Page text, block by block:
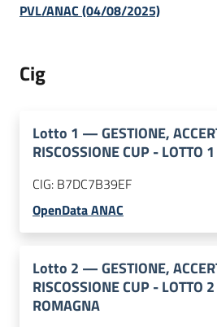
PVL/ANAC (04/08/2025)
Cig
Lotto 1 —GESTIONE,
RISCOSSIONE CUP - LOTTO
CIG: B7DC7B39EF
OpenData ANAC
Lotto 2 —GESTIONE,
RISCOSSIONE CUP - LOTTO
ROMAGNA